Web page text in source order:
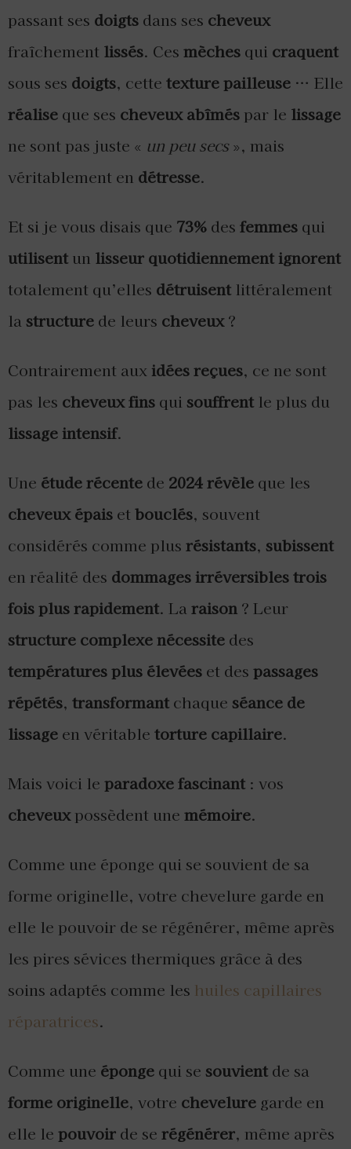
passant ses doigts dans ses cheveux
fraîchement lissés. Ces mèches qui craquent
sous ses doigts, cette texturepailleuse … Elle
réalise que ses cheveux abîmés par le lissage
ne sont pas juste « un peu secs», mais
véritablement en détresse.
Et si je vous disais que 73% des femmes qui
utilisent un lisseur quotidiennement ignorent
totalement qu’elles détruisent littéralement
la structure de leurs cheveux?
Contrairement aux idées reçues, ce ne sont
pas les cheveux fins qui souffrent le plus du
lissage intensif.
Une étude récente de 2024révèle que les
cheveux épais et bouclés, souvent
considérés comme plus résistants, subissent
en réalité des dommages irréversiblestrois
fois plus rapidement. La raison ? Leur
structure complexenécessite des
températures plus élevées et des passages
répétés, transformant chaque séance de
lissage en véritable torture capillaire.
Mais voici le paradoxe fascinant : vos
cheveuxpossèdent une mémoire.
Comme une éponge qui se souvient de sa
forme originelle, votre chevelure garde en
elle le pouvoir de se régénérer, même après
les pires sévices thermiques grâce à des
soins adaptés comme les huiles capillaires
réparatrices.
Comme une éponge qui se souvient de sa
forme originelle, votre chevelure garde en
elle le pouvoir de se régénérer, même après